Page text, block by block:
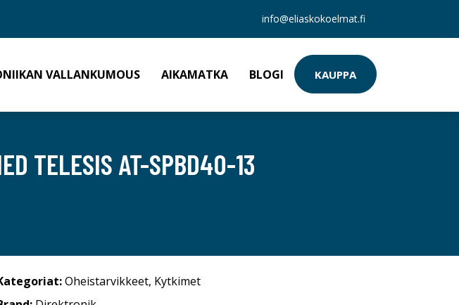
info@eliaskokoelmat.fi
VALLANKUMOUS AIKAMATKA BLOGI KAUPPA
TELESIS AT-SPBD40-13
Oheistarvikkeet, Kytkimet